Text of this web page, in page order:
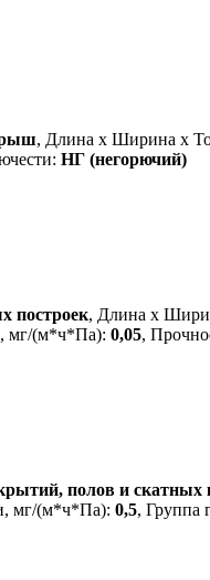
, Длина х Ширина х
НГ (негорючий)
построек, Длина х
мг/(м*ч*Па): 0,05,
полов и
мг/(м*ч*Па): 0,5, Группа